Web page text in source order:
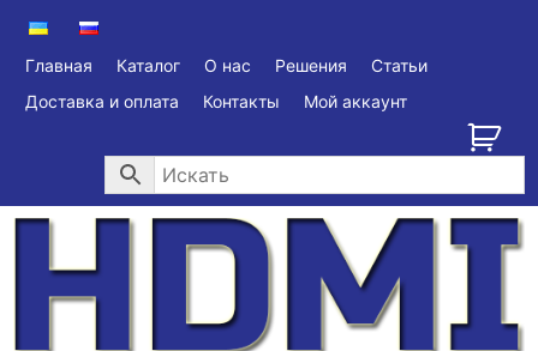
Главная Каталог О нас Решения
Статьи
Доставка и оплата
Контакты Мой аккаунт